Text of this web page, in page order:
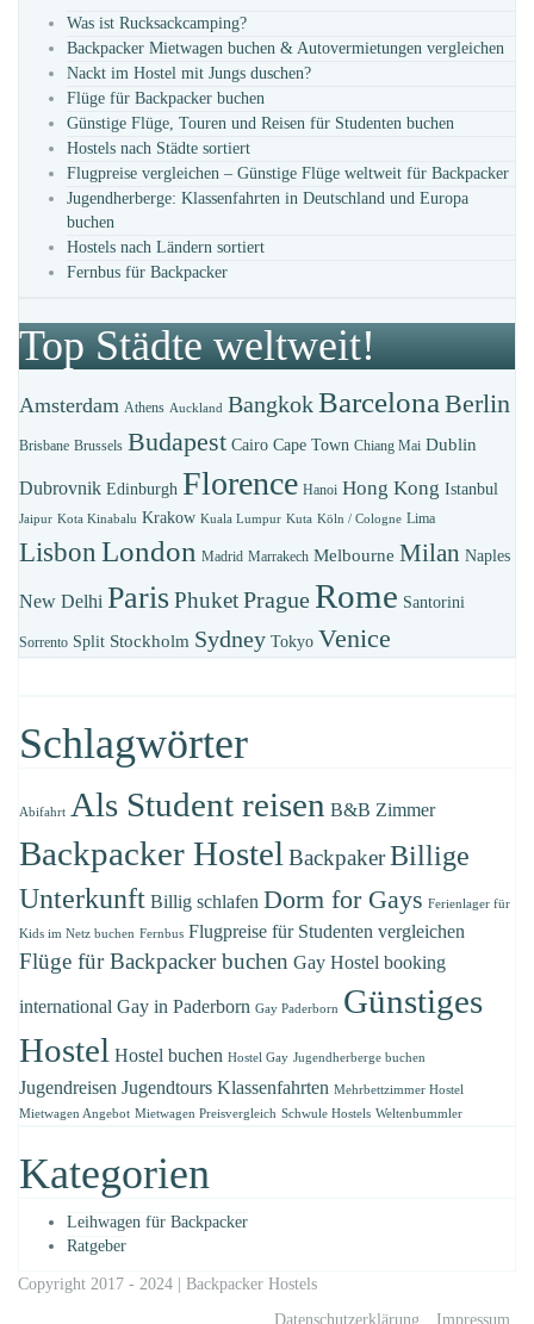
Was ist Rucksackcamping?
Backpacker Mietwagen buchen & Autovermietungen vergleichen
Nackt im Hostel mit Jungs duschen?
Flüge für Backpacker buchen
Günstige Flüge, Touren und Reisen für Studenten buchen
Hostels nach Städte sortiert
Flugpreise vergleichen – Günstige Flüge weltweit für Backpacker
Jugendherberge: Klassenfahrten in Deutschland und Europa
buchen
Hostels nach Ländern sortiert
Fernbus für Backpacker
Top Städte weltweit!
Amsterdam Athens Auckland BangkokBarcelona Berlin
Brisbane Brussels Budapest Cairo Cape Town Chiang Mai Dublin
Dubrovnik Edinburgh Florence Hanoi Hong Kong Istanbul
Jaipur Kota Kinabalu Krakow Kuala Lumpur Kuta Köln / Cologne Lima
Lisbon London Madrid Marrakech Melbourne Milan Naples
New Delhi ParisPhuketPragueRome Santorini
Sorrento Split Stockholm Sydney Tokyo Venice
Schlagwörter
Abifahrt Als Student reisen B&B Zimmer
Backpacker Hostel BackpakerBillige
Unterkunft Billig schlafen Dorm for Gays Ferienlager für
Kids im Netz buchen Fernbus Flugpreise für Studenten vergleichen
Flüge für Backpacker buchen Gay Hostel booking
international Gay in Paderborn Gay Paderborn Günstiges
Hostel Hostel buchen Hostel Gay Jugendherberge buchen
Jugendreisen Jugendtours Klassenfahrten Mehrbettzimmer Hostel
Mietwagen Angebot Mietwagen Preisvergleich Schwule Hostels Weltenbummler
Kategorien
Leihwagen für Backpacker
Ratgeber
Copyright 2017 - 2024 | Backpacker Hostels
Datenschutzerklärung
Impressum